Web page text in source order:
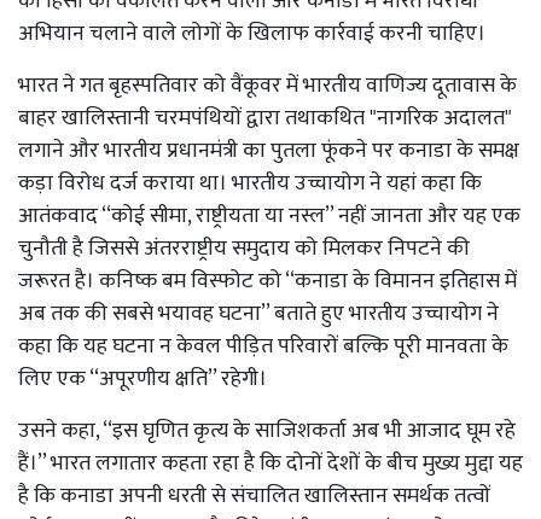
अभियान चलाने वाले लोगों के खिलाफ कार्रवाई करनी चाहिए।
भारत ने गत बृहस्पतिवार को वैंकूवर में भारतीय वाणिज्य दूतावास के
बाहर खालिस्तानी चरमपंथियों द्वारा तथाकथित "नागरिक अदालत"
लगाने और भारतीय प्रधानमंत्री का पुतला फूंकने पर कनाडा के समक्ष
कड़ा विरोध दर्ज कराया था। भारतीय उच्चायोग ने यहां कहा कि
आतंकवाद ‘‘कोई सीमा, राष्ट्रीयता या नस्ल’’ नहीं जानता और यह एक
चुनौती है जिससे अंतरराष्ट्रीय समुदाय को मिलकर निपटने की
जरूरत है। कनिष्क बम विस्फोट को ‘‘कनाडा के विमानन इतिहास में
अब तक की सबसे भयावह घटना’’ बताते हुए भारतीय उच्चायोग ने
कहा कि यह घटना न केवल पीड़ित परिवारों बल्कि पूरी मानवता के
लिए एक ‘‘अपूरणीय क्षति’’ रहेगी।
उसने कहा, ‘‘इस घृणित कृत्य के साजिशकर्ता अब भी आजाद घूम रहे
हैं।’’ भारत लगातार कहता रहा है कि दोनों देशों के बीच मुख्य मुद्दा यह
है कि कनाडा अपनी धरती से संचालित खालिस्तान समर्थक तत्वों